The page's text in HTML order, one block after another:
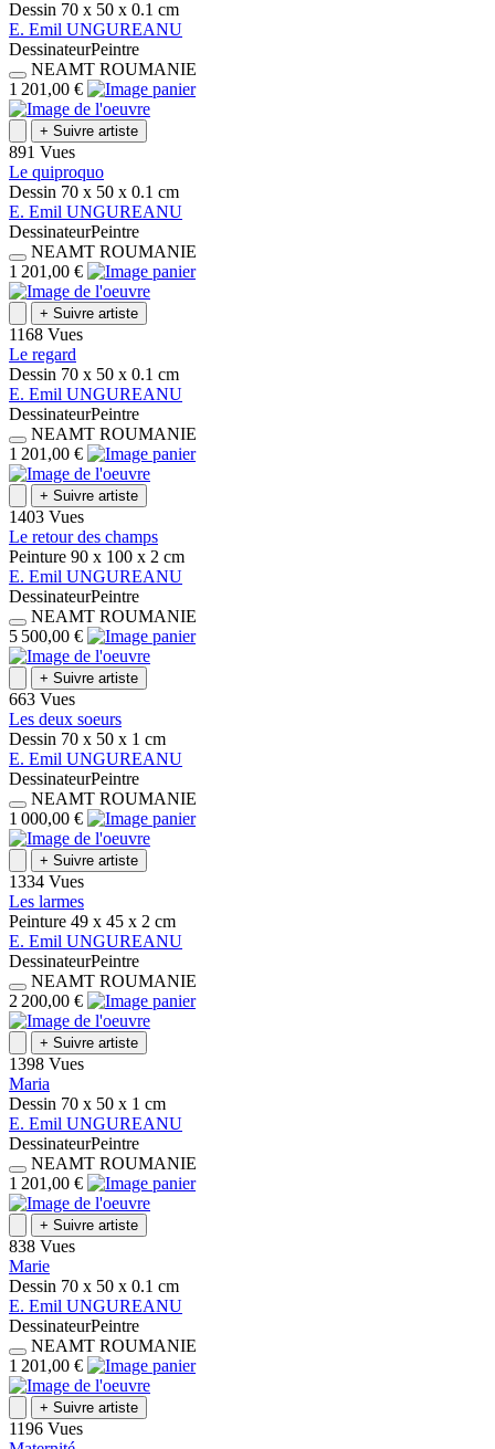
Dessin 70 x 50 x 0.1 cm
E. Emil UNGUREANU
DessinateurPeintre
NEAMT ROUMANIE
1 201,00 €
+ Suivre artiste
891 Vues
Le quiproquo
Dessin 70 x 50 x 0.1 cm
E. Emil UNGUREANU
DessinateurPeintre
NEAMT ROUMANIE
1 201,00 €
+ Suivre artiste
1168 Vues
Le regard
Dessin 70 x 50 x 0.1 cm
E. Emil UNGUREANU
DessinateurPeintre
NEAMT ROUMANIE
1 201,00 €
+ Suivre artiste
1403 Vues
Le retour des champs
Peinture 90 x 100 x 2 cm
E. Emil UNGUREANU
DessinateurPeintre
NEAMT ROUMANIE
5 500,00 €
+ Suivre artiste
663 Vues
Les deux soeurs
Dessin 70 x 50 x 1 cm
E. Emil UNGUREANU
DessinateurPeintre
NEAMT ROUMANIE
1 000,00 €
+ Suivre artiste
1334 Vues
Les larmes
Peinture 49 x 45 x 2 cm
E. Emil UNGUREANU
DessinateurPeintre
NEAMT ROUMANIE
2 200,00 €
+ Suivre artiste
1398 Vues
Maria
Dessin 70 x 50 x 1 cm
E. Emil UNGUREANU
DessinateurPeintre
NEAMT ROUMANIE
1 201,00 €
+ Suivre artiste
838 Vues
Marie
Dessin 70 x 50 x 0.1 cm
E. Emil UNGUREANU
DessinateurPeintre
NEAMT ROUMANIE
1 201,00 €
+ Suivre artiste
1196 Vues